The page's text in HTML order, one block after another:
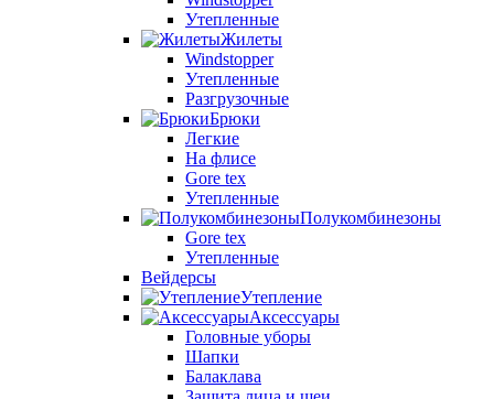
Утепленные
Жилеты
Windstopper
Утепленные
Разгрузочные
Брюки
Легкие
На флисе
Gore tex
Утепленные
Полукомбинезоны
Gore tex
Утепленные
Вейдерсы
Утепление
Аксессуары
Головные уборы
Шапки
Балаклава